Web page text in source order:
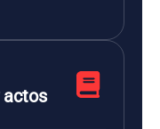
actos